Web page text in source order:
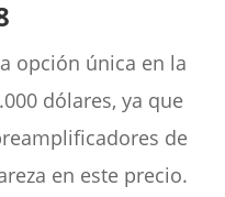
opción única en la
dólares, ya que
de
en este precio.